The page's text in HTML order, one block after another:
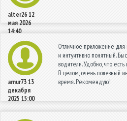
alter2612
мая 2026
14:40
arnur7313
декабря
2025 15:00
Отличное приложение для
и интуитивно понятный.
водители. Удобно, что
В целом, очень полезный
время. Рекомендую!